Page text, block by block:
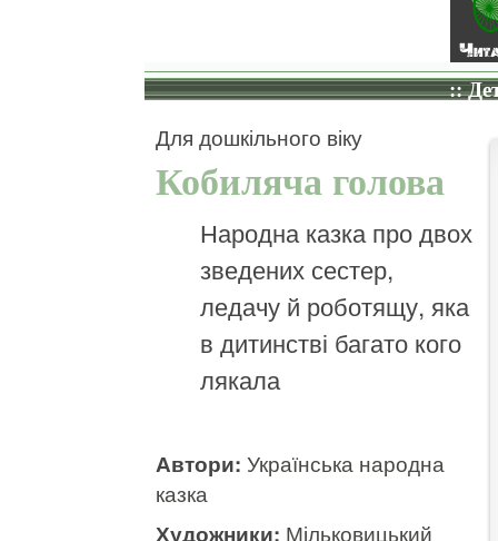
::
Для дошкільного віку
Кобиляча голова
Народна казка про двох
зведених сестер,
ледачу й роботящу, яка
в дитинстві багато кого
лякала
Автори: Українська народна
казка
Художники: Мільковицький